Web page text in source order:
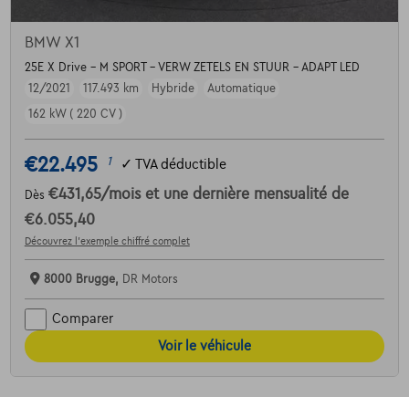
BMW X1
25E X Drive - M SPORT - VERW ZETELS EN STUUR - ADAPT LED
12/2021
117.493 km Hybride
Automatique
162 kW ( 220 CV )
€22.495 1 ✓ TVA déductible
Dès €431,65/mois et une dernière mensualité de
€6.055,40
Découvrez l’exemple chiffré complet
8000 Brugge, DR Motors
Comparer
Voir le véhicule